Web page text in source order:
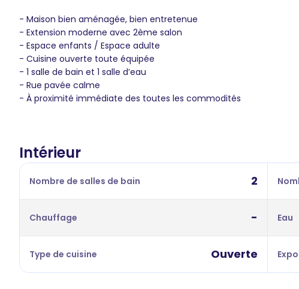
- Maison bien aménagée, bien entretenue
- Extension moderne avec 2ème salon
- Espace enfants / Espace adulte
- Cuisine ouverte toute équipée
- 1 salle de bain et 1 salle d’eau
- Rue pavée calme
- À proximité immédiate des toutes les commodités
Intérieur
Nombre de salles de bain 2
Chauffage - Eau
Type de cuisine Ouverte